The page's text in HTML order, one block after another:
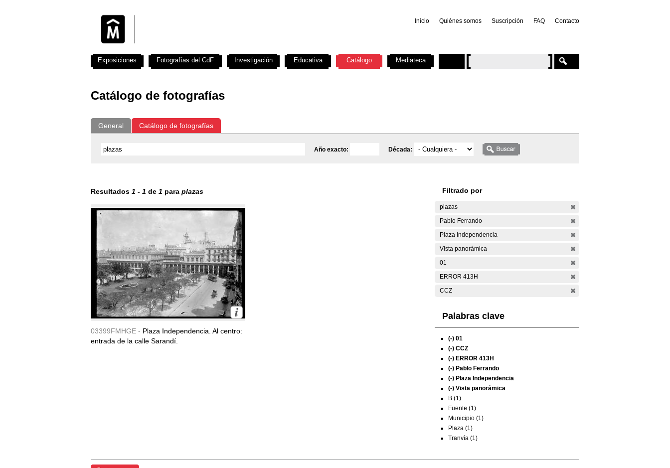
Inicio Quiénes somos Suscripción FAQ Contacto
Catálogo de fotografías
General Catálogo de fotografías
Año exacto: Década:
Resultados 1 - 1 de 1 para plazas
03399FMHGE - Plaza Independencia. Al centro:
entrada de la calle Sarandí.
Filtrado por
plazas
Pablo Ferrando
Plaza Independencia
Vista panorámica
01
ERROR 413H
CCZ
Palabras clave
(-) 01
(-) CCZ
(-) ERROR 413H
(-) Pablo Ferrando
(-) Plaza Independencia
(-) Vista panorámica
B (1)
Fuente (1)
Municipio (1)
Plaza (1)
Tranvía (1)
Exposiciones Fotografías del CdF Investigación Educativa Catálogo Mediateca